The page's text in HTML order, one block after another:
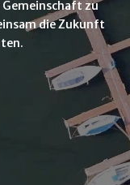
zu
die Zukunft